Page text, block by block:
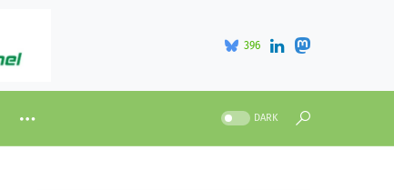
396
DARK